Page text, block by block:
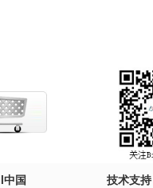
国 技术支持